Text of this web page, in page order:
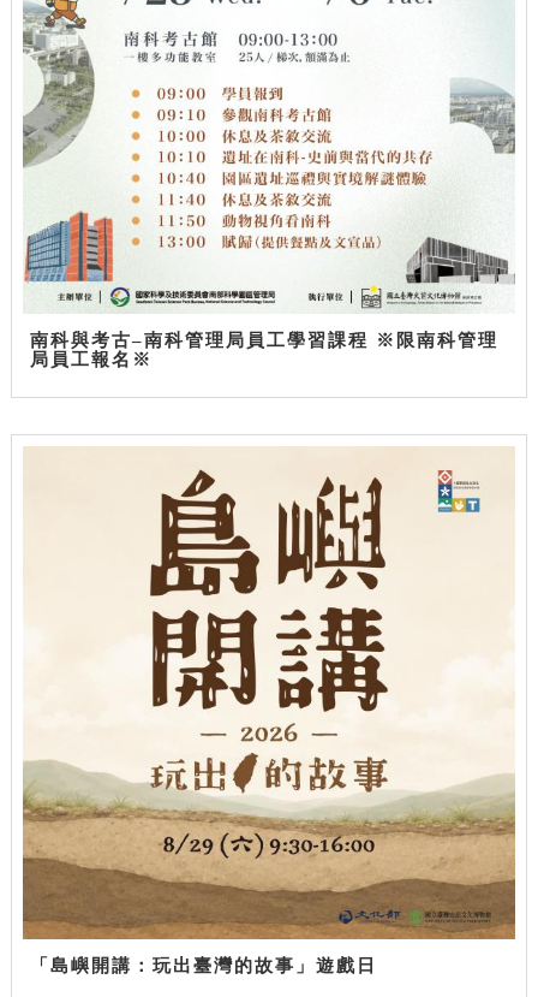
南科與考古–南科管理局員工學習課程 ※限南科管理
局員工報名※
「島嶼開講：玩出臺灣的故事」遊戲日